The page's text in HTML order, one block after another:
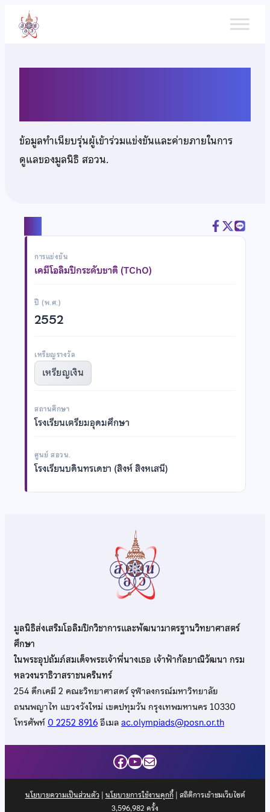
เนื้อหา
ข้อมูลทำเนียบรุ่นผู้เข้าร่วมแข่งขันและค่ายภายในการ
ดูแลของมูลนิธิ สอวน.
การแข่งขัน
เคมีโอลิมปิกระดับชาติ (TChO)
ปี (พ.ศ.)
2552
เหรียญรางวัล
เหรียญเงิน
สถานศึกษา
โรงเรียนเตรียมอุดมศึกษา
ศูนย์ สอวน.
โรงเรียนบดินทรเดชา (สิงห์ สิงหเสนี)
มูลนิธิส่งเสริมโอลิมปิกวิชาการและพัฒนามาตรฐานวิทยาศาสตร์
ศึกษา
ในพระอุปถัมภ์สมเด็จพระเจ้าพี่นางเธอ เจ้าฟ้ากัลยาณิวัฒนา กรม
หลวงนราธิวาสราชนครินทร์
254 ตึกเคมี 2 คณะวิทยาศาสตร์ จุฬาลงกรณ์มหาวิทยาลัย
ถนนพญาไท แขวงวังใหม่ เขตปทุมวัน กรุงเทพมหานคร 10330
โทรศัพท์0 2252 8916อีเมลac.olympiads@posn.or.th
Facebook
YouTube
Mail
นโยบายความเป็นส่วนตัว| นโยบายการใช้งานคุกกี้| สถิติการเข้าชมเว็บไซต์
3,596,982 ครั้ง